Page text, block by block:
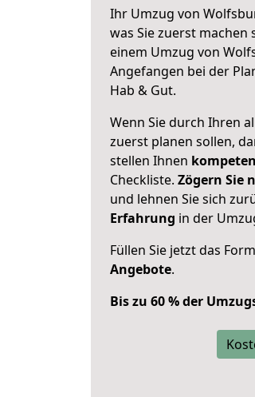
Ihr Umzug von
was Sie zuerst machen
einem Umzug von
Angefangen bei der
Hab & Gut.
Wenn Sie durch Ihren
zuerst planen sollen,
stellen Ihnen
Checkliste. Zögern Sie
und lehnen Sie sich
Erfahrung in der
Füllen Sie jetzt das
Angebote.
Bis zu 60 % der